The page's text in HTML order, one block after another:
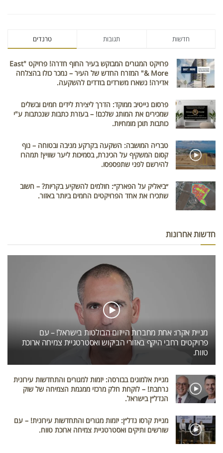
טרנדים תגובות חדשות
פרויקט המגורים המבוקש בעיר החוף חדרה! פרויקט "East
& More" המזרח החדש של העיר – נמכר כולו בהצלחה
אדירה! נשארו משרדים בודדים להשקעה.
פרסום נייטיב ממוקד: הדרך ליצירת לידים חמים ובשלים
שמכירים את המותג שלכם! – בעזרת כתבות שנכתבות ע"י
כותבות תוכן מומחיות.
טבריה המושבה: השקעה בקרקע מניבה ובטוחה – נוף
קסום המשקיף על הכינרת, בסמיכות ליער שוויץ! תמהרו
להירשם לפני שתפספסו.
״ביאליק על הפארק״: חולמים להשקיע בקריות? – חשוב
שתכירו את אחד הפרויקטים החמים ביותר באזור.
חדשות אחרונות
מניית אקרו: אחת מחברות הייזום הבולטות בישראל! – עם
פרויקטים רחבי היקף באזורי הביקוש ואסטרטגיית צמיחה ארוכת
טווח.
מניית אלמוגים בבורסה: יזמות למגורים והתחדשות עירונית
נרחבת! – לוקחת חלק מרכזי ממגמת הצמיחה של שוק
הנדל״ן בישראל.
מניית קרסו נדל״ן: יזמות מגורים והתחדשות עירונית! – עם
שורשים ותיקים ואסטרטגיית צמיחה ארוכת טווח.